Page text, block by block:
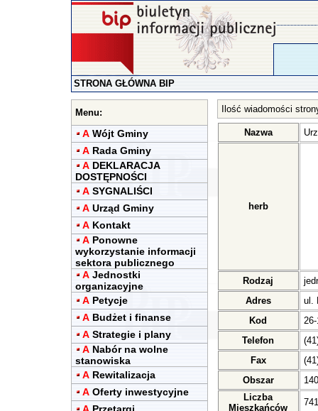
STRONA GŁÓWNA BIP
Menu:
A Wójt Gminy
A Rada Gminy
A DEKLARACJA
DOSTĘPNOŚCI
A SYGNALIŚCI
A Urząd Gminy
A Kontakt
A Ponowne
wykorzystanie informacji
sektora publicznego
A Jednostki
organizacyjne
A Petycje
A Budżet i finanse
A Strategie i plany
A Nabór na wolne
stanowiska
A Rewitalizacja
A Oferty inwestycyjne
Ilość wiadomości
Nazwa
herb
Rodzaj
Adres
ul.
Kod
Telefon
Fax
Obszar
Liczba
Mieszkańców